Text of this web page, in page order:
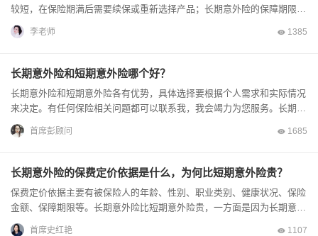
较短，在保险期满后需要续保或重新选择产品；长期意外险的保障期限相
对较长，一般为10年、20年、30年甚至终身。只要在保险...
李老师 1385
长期意外险和短期意外险哪个好？
长期意外险和短期意外险各有优势，具体选择要根据个人需求和实际情况
来决定。有任何保险相关问题都可以联系我，我会竭力为您服务。长期意
外险和短期意外险的区别如下：1.保障期限。长期意外险的保...
首席彭顾问 1685
长期意外险的保费定价依据是什么，为何比短期意外险贵？
保费定价依据主要有被保险人的年龄、性别、职业类别、健康状况、保险
金额、保障期限等。长期意外险比短期意外险贵，一方面是因为长期意外
险保障期限长，保险公司承担风险的时间更久，面临的不确定性...
首席史红艳 1107